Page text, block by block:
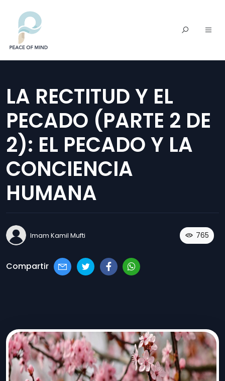
LA RECTITUD Y EL
PECADO (PARTE 2 DE
2): EL PECADO Y LA
CONCIENCIA
HUMANA
Imam Kamil Mufti 765
Compartir